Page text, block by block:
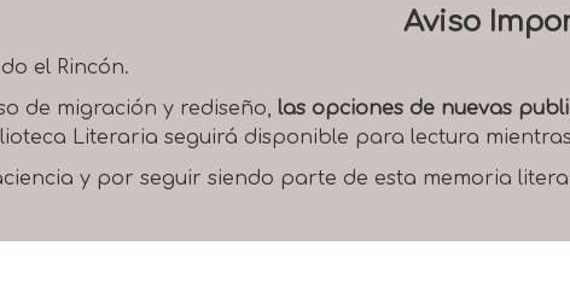
Aviso
el Rincón.
de migración y rediseño, las opciones de nuevas
Literaria seguirá disponible para lectura
y por seguir siendo parte de esta memoria